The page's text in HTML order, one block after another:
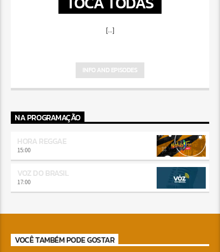
[...]
INFO AND EPISODES
NA PROGRAMAÇÃO
HORA REGGAE
15:00
VOZ DO BRASIL
17:00
VOCÊ TAMBÉM PODE GOSTAR